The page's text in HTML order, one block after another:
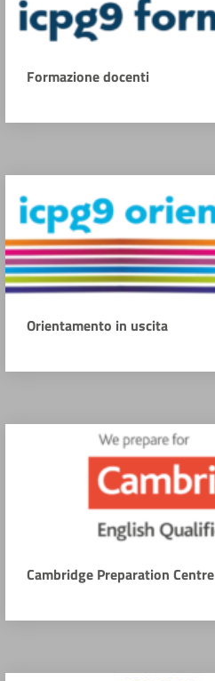
Formazione docenti
Orientamento in uscita
Cambridge Preparation Centre